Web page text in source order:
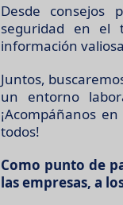
Desde consejos
seguridad en el
información
Juntos,
un entorno
¡Acompáñanos
todos!
Como punto de
las empresas, a